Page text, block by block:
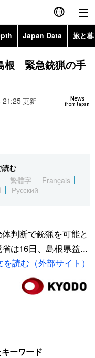
English
简体字
Русский
Japan Data 旅と
Topics
根 緊急銃猟の手
News
from Japan
21:25 更新
読む
繁體字
Français
Русский
判断で銃猟を可能と
は16日、島根県益...
読む（外部サイト）
ーワード